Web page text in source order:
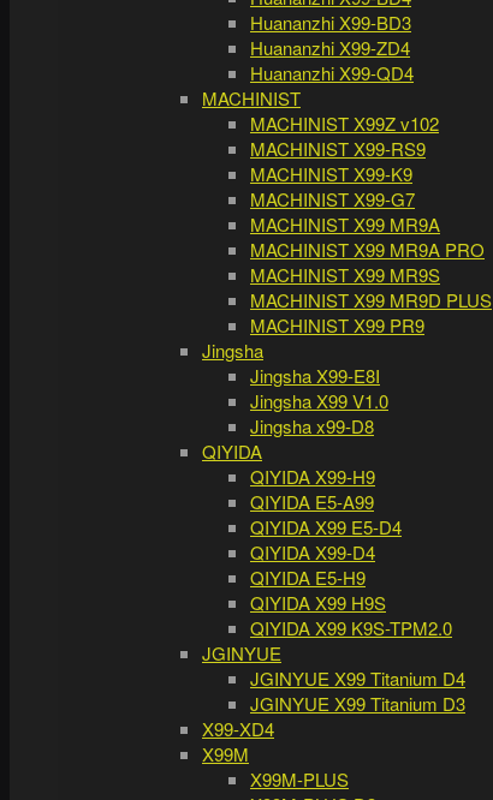
Huananzhi X99-BD3
Huananzhi X99-ZD4
Huananzhi X99-QD4
MACHINIST
MACHINIST X99Z v102
MACHINIST X99-RS9
MACHINIST X99-K9
MACHINIST X99-G7
MACHINIST X99 MR9A
MACHINIST X99 MR9A PRO
MACHINIST X99 MR9S
MACHINIST X99 MR9D PLUS
MACHINIST X99 PR9
Jingsha
Jingsha X99-E8I
Jingsha X99 V1.0
Jingsha x99-D8
QIYIDA
QIYIDA X99-H9
QIYIDA E5-A99
QIYIDA X99 E5-D4
QIYIDA X99-D4
QIYIDA E5-H9
QIYIDA X99 H9S
QIYIDA X99 K9S-TPM2.0
JGINYUE
JGINYUE X99 Titanium D4
JGINYUE X99 Titanium D3
X99-XD4
X99M
X99M-PLUS